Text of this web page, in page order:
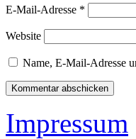
E-Mail-Adresse *
Website
Name, E-Mail-Adresse
Impressum